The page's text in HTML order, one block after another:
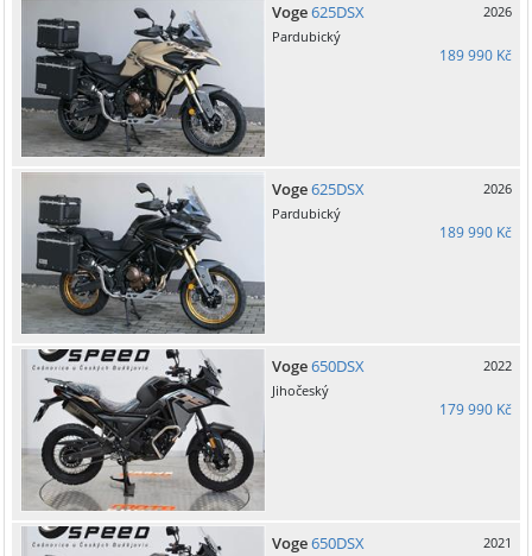
Voge625DSX
2026
Pardubický
189 990 Kč
Voge625DSX
2026
Pardubický
189 990 Kč
Voge650DSX
2022
Jihočeský
179 990 Kč
Voge650DSX
2021